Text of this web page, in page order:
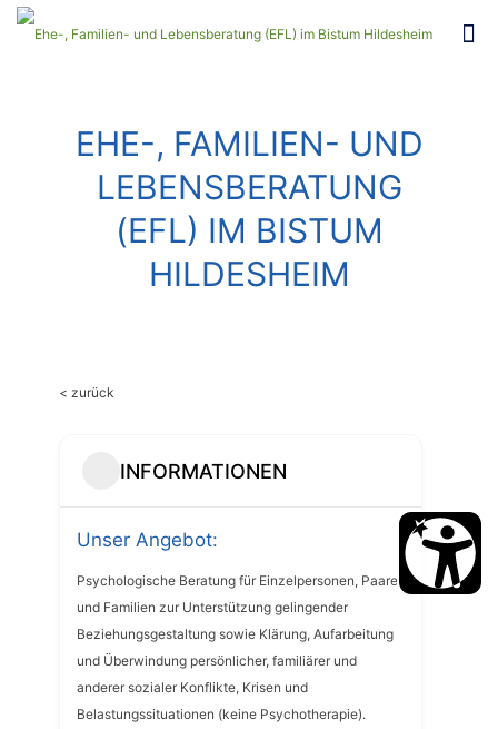
EHE-, FAMILIEN- UND
LEBENSBERATUNG
(EFL) IM BISTUM
HILDESHEIM
< zurück
INFORMATIONEN
Unser Angebot:
Psychologische Beratung für Einzelpersonen, Paare
und Familien zur Unterstützung gelingender
Beziehungsgestaltung sowie Klärung, Aufarbeitung
und Überwindung persönlicher, familiärer und
anderer sozialer Konflikte, Krisen und
Belastungssituationen (keine Psychotherapie).